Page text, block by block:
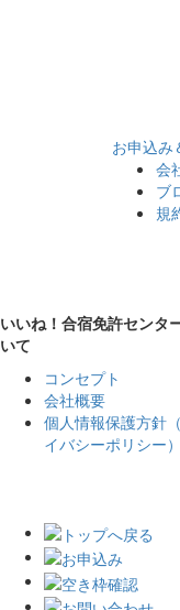
お申込み
会
ブ
規
いいね！合宿免許センタ
いて
コンセプト
会社概要
個人情報保護方針
イバシーポリシー）